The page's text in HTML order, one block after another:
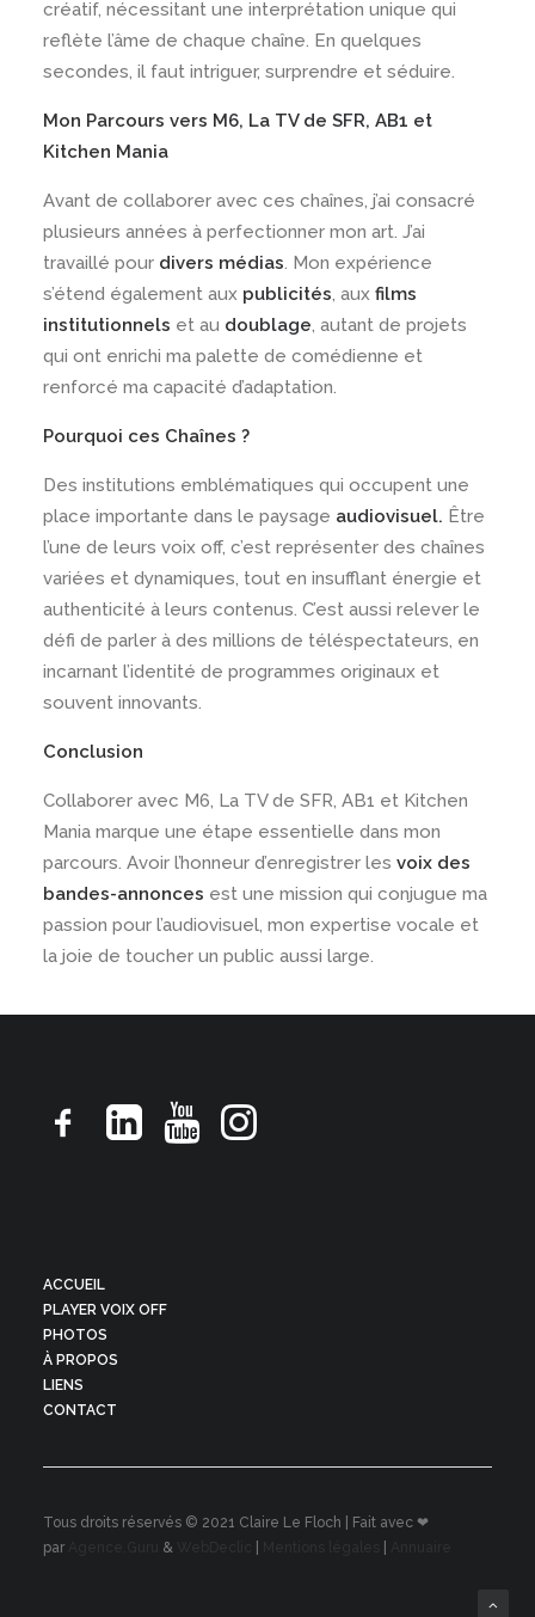
créatif, nécessitant une interprétation unique qui
reflète l’âme de chaque chaîne. En quelques
secondes, il faut intriguer, surprendre et séduire.
Mon Parcours vers M6, La TV de SFR, AB1 et
Kitchen Mania
Avant de collaborer avec ces chaînes, j’ai consacré
plusieurs années à perfectionner mon art. J’ai
travaillé pour divers médias. Mon expérience
s’étend également aux publicités, aux films
institutionnels et au doublage, autant de projets
qui ont enrichi ma palette de comédienne et
renforcé ma capacité d’adaptation.
Pourquoi ces Chaînes ?
Des institutions emblématiques qui occupent une
place importante dans le paysage audiovisuel. Être
l’une de leurs voix off, c’est représenter des chaînes
variées et dynamiques, tout en insufflant énergie et
authenticité à leurs contenus. C’est aussi relever le
défi de parler à des millions de téléspectateurs, en
incarnant l’identité de programmes originaux et
souvent innovants.
Conclusion
Collaborer avec M6, La TV de SFR, AB1 et Kitchen
Mania marque une étape essentielle dans mon
parcours. Avoir l’honneur d’enregistrer les voix des
bandes-annonces est une mission qui conjugue ma
passion pour l’audiovisuel, mon expertise vocale et
la joie de toucher un public aussi large.
ACCUEIL
PLAYER VOIX OFF
PHOTOS
À PROPOS
LIENS
CONTACT
Tous droits réservés © 2021 Claire Le Floch | Fait avec ❤
par
&